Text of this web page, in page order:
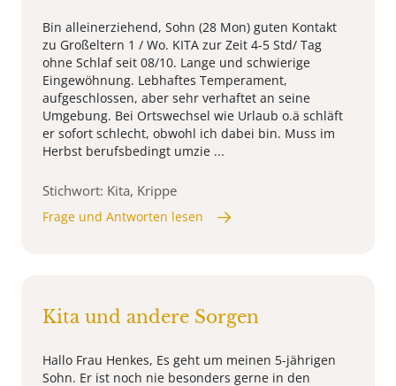
Bin alleinerziehend, Sohn (28 Mon) guten Kontakt
zu Großeltern 1 / Wo. KITA zur Zeit 4-5 Std/ Tag
ohne Schlaf seit 08/10. Lange und schwierige
Eingewöhnung. Lebhaftes Temperament,
aufgeschlossen, aber sehr verhaftet an seine
Umgebung. Bei Ortswechsel wie Urlaub o.ä schläft
er sofort schlecht, obwohl ich dabei bin. Muss im
Herbst berufsbedingt umzie ...
Stichwort: Kita, Krippe
Frage und Antworten lesen
Kita und andere Sorgen
Hallo Frau Henkes, Es geht um meinen 5-jährigen
Sohn. Er ist noch nie besonders gerne in den